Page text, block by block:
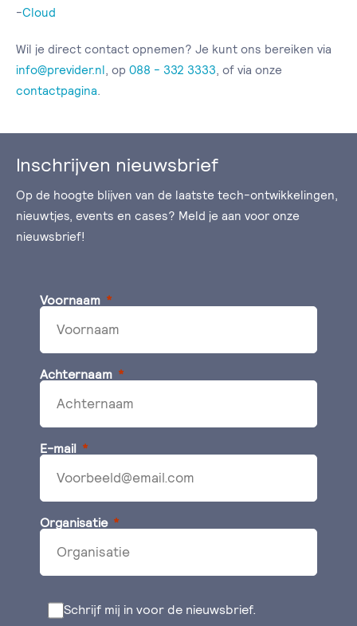
-Cloud
Wil je direct contact opnemen? Je kunt ons bereiken via
info@previder.nl , op 088 - 332 3333 , of via onze
contactpagina
Inschrijven nieuwsbrief
Op de hoogte blijven van de laatste tech-ontwikkelingen,
nieuwtjes, events en cases? Meld je aan voor onze
nieuwsbrief!
Voornaam
Achternaam
E-mail
Organisatie
Schrijf mij in voor de nieuwsbrief.